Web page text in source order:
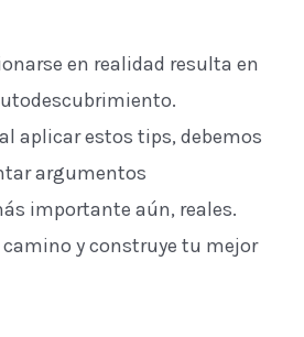
en realidad resulta en
aplicar estos tips, debemos
argumentos
importante aún, reales.
y construye tu mejor